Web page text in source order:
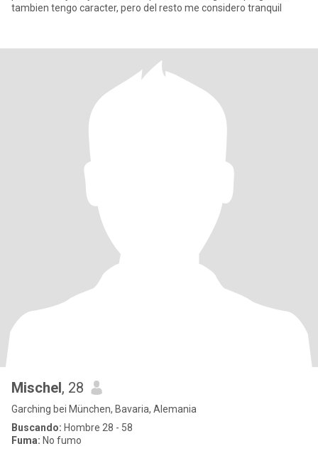
tambien tengo caracter, pero del resto me considero tranquil
Mischel, 28
Garching bei München, Bavaria, Alemania
Buscando: Hombre 28 - 58
Fuma: No fumo